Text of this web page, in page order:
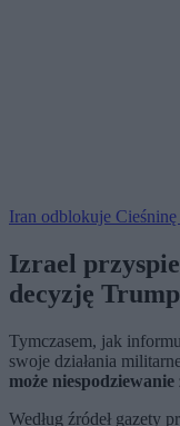
Iran odblokuje
Izrael
decyzję
Tymczasem, jak
swoje działania
może
Według źródeł gazety